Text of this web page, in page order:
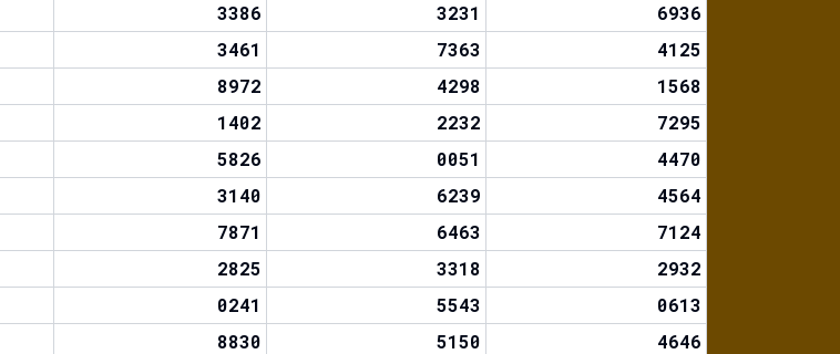
3386 3231
6936
3461 7363
4125
8972 4298
1568
1402 2232
7295
5826 0051
4470
3140 6239
4564
7871 6463
7124
2825 3318
2932
0241 5543
0613
8830 5150
4646